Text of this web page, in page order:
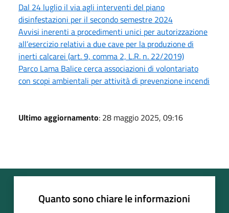
Dal 24 luglio il via agli interventi del piano
disinfestazioni per il secondo semestre 2024
Avvisi inerenti a procedimenti unici per autorizzazione
all’esercizio relativi a due cave per la produzione di
inerti calcarei (art. 9, comma 2, L.R. n. 22/2019)
Parco Lama Balice cerca associazioni di volontariato
con scopi ambientali per attività di prevenzione incendi
Ultimo aggiornamento: 28 maggio 2025, 09:16
Quanto sono chiare le informazioni